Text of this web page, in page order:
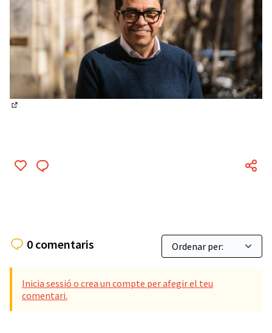
0 comentaris
Inicia sessió o crea un compte per afegir el teu
comentari.